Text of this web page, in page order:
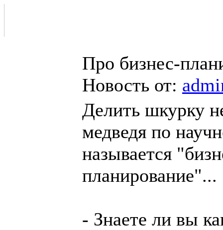
Про бизнес-
Новость от:
Делить шкурку
медведя по
называется
планирование"...
- Знаете ли вы